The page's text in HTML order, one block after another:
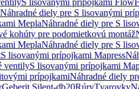
S lisovanými prípojkami
Náhradné diely pre S lisovanými
MeplaNáhradné diely pre S
kohúty pre podomietkovú montáž
MeplaNáhradné diely pre S
S lisovanými prípojkami Mapress
ventilyS lisovanými prípojkami
prípojkamiNáhradné diely
Geberit Silent-db20RúryTvarovky